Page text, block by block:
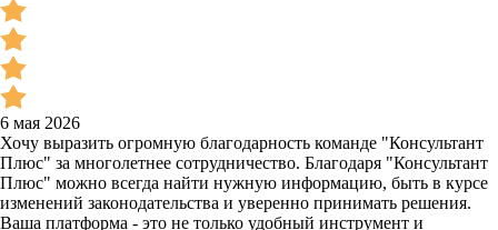
6 мая 2026
Хочу выразить огромную благодарность команде "Консультант
Плюс" за многолетнее сотрудничество. Благодаря "Консультант
Плюс" можно всегда найти нужную информацию, быть в курсе
изменений законодательства и уверенно принимать решения.
Ваша платформа - это не только удобный инструмент и